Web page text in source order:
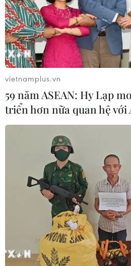
Bà Rịa-Vũng Tàu công
chi tiết 2 khu đất đang
22/08/2024 09:31
Khu đất được quy hoạch với
khoa có diện tích khoảng 4 ha
đường N2 và đường Hàng Điều,
Vũng Tàu.
vietnamplus.vn
59 năm ASEAN: Hy Lạp
triển hơn nữa quan hệ với